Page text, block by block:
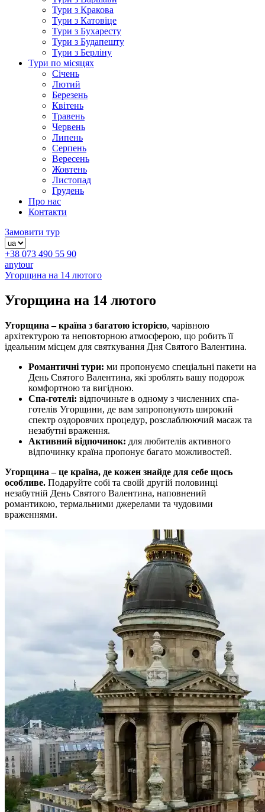
Тури з Кракова
Тури з Катовіце
Тури з Бухаресту
Тури з Будапешту
Тури з Берліну
Тури по місяцях
Січень
Лютий
Березень
Квітень
Травень
Червень
Липень
Серпень
Вересень
Жовтень
Листопад
Грудень
Про нас
Контакти
Замовити тур
+38 073 490 55 90
anytour
Угорщина на 14 лютого
Угорщина на 14 лютого
Угорщина – країна з багатою історією, чарівною
архітектурою та неповторною атмосферою, що робить її
ідеальним місцем для святкування Дня Святого Валентина.
Романтичні тури: ми пропонуємо спеціальні пакети на
День Святого Валентина, які зроблять вашу подорож
комфортною та вигідною.
Спа-готелі: відпочиньте в одному з численних спа-
готелів Угорщини, де вам запропонують широкий
спектр оздоровчих процедур, розслаблюючий масаж та
незабутні враження.
Активний відпочинок: для любителів активного
відпочинку країна пропонує багато можливостей.
Угорщина – це країна, де кожен знайде для себе щось
особливе. Подаруйте собі та своїй другій половинці
незабутній День Святого Валентина, наповнений
романтикою, термальними джерелами та чудовими
враженнями.